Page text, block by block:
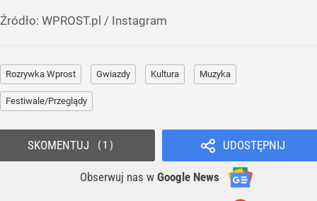
Źródło: WPROST.pl / Instagram
Rozrywka Wprost Gwiazdy Kultura Muzyka
Festiwale/Przeglądy
UDOSTĘPNIJ
Obserwuj nas w Google News
SKOMENTUJ 1